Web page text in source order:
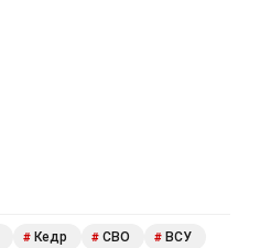
# Кедр # СВО # ВСУ